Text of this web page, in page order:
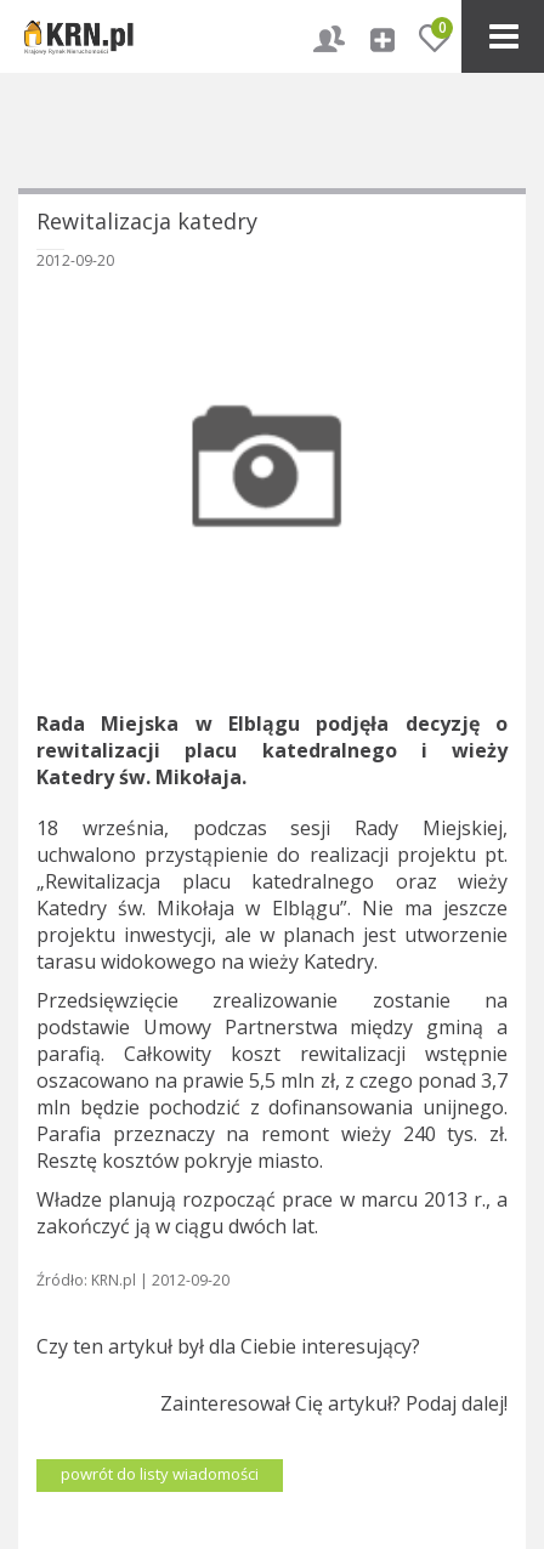
0
Rewitalizacja katedry
2012-09-20
Rada Miejska w Elblągu podjęła decyzję o
rewitalizacji placu katedralnego i wieży
Katedry św. Mikołaja.
18 września, podczas sesji Rady Miejskiej,
uchwalono przystąpienie do realizacji projektu pt.
„Rewitalizacja placu katedralnego oraz wieży
Katedry św. Mikołaja w Elblągu”. Nie ma jeszcze
projektu inwestycji, ale w planach jest utworzenie
tarasu widokowego na wieży Katedry.
Przedsięwzięcie zrealizowanie zostanie na
podstawie Umowy Partnerstwa między gminą a
parafią. Całkowity koszt rewitalizacji wstępnie
oszacowano na prawie 5,5 mln zł, z czego ponad 3,7
mln będzie pochodzić z dofinansowania unijnego.
Parafia przeznaczy na remont wieży 240 tys. zł.
Resztę kosztów pokryje miasto.
Władze planują rozpocząć prace w marcu 2013 r., a
zakończyć ją w ciągu dwóch lat.
Źródło: KRN.pl | 2012-09-20
Czy ten artykuł był dla Ciebie interesujący?
Zainteresował Cię artykuł? Podaj dalej!
powrót do listy wiadomości